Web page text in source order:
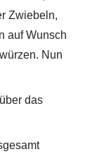
Zwiebeln,
auf Wunsch
Nun
das